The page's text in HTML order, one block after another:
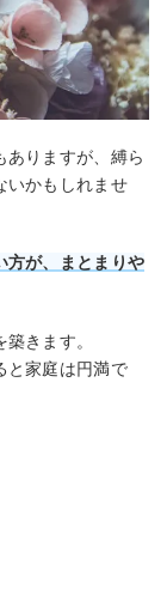
ありますが、縛ら
いかもしれませ
方が、まとまりや
きます。
と家庭は円満で